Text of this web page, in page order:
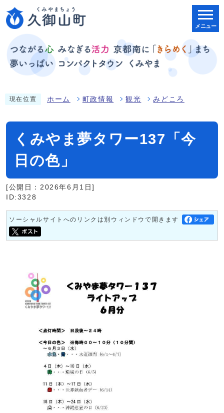
メニュー
現在位置 ホーム 町政情報 観光 みどころ
くみやま夢タワー137「今
日の色」
[公開日：2026年6月1日]
ID:3328
ソーシャルサイトへのリンクは別ウィンドウで開きます